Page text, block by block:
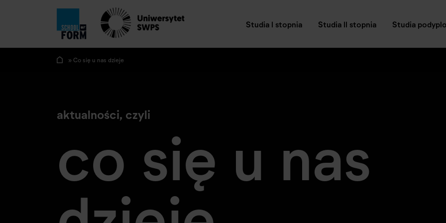
Studia I stopnia Studia II stopnia Studia
» Co się u nas dzieje
aktualności, czyli
co się u nas